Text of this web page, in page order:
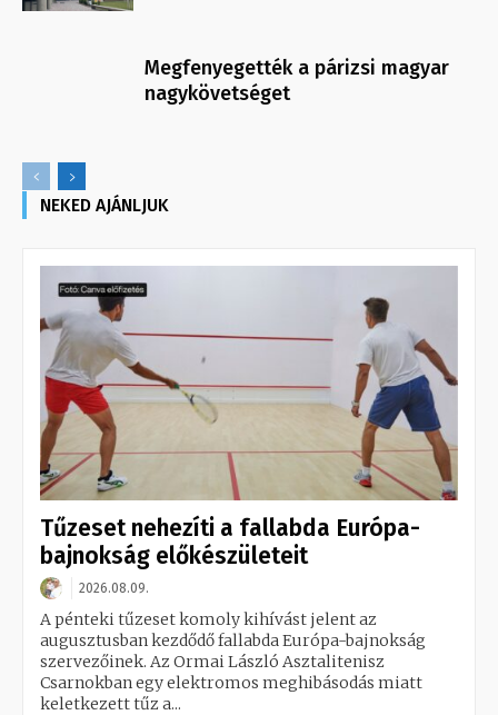
Megfenyegették a párizsi magyar
nagykövetséget
NEKED AJÁNLJUK
Tűzeset nehezíti a fallabda Európa-
bajnokság előkészületeit
2026.08.09.
A pénteki tűzeset komoly kihívást jelent az
augusztusban kezdődő fallabda Európa-bajnokság
szervezőinek. Az Ormai László Asztalitenisz
Csarnokban egy elektromos meghibásodás miatt
keletkezett tűz a...